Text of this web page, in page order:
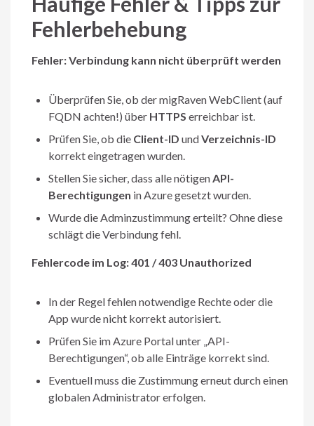
Fehlerbehebung
Fehler: Verbindung kann nicht überprüft werden
Überprüfen Sie, ob der migRaven WebClient (auf
FQDN achten!) über HTTPS erreichbar ist.
Prüfen Sie, ob die Client-ID undVerzeichnis-ID
korrekt eingetragen wurden.
Stellen Sie sicher, dass alle nötigenAPI-
Berechtigungen in Azure gesetzt wurden.
Wurde die Adminzustimmung erteilt? Ohne diese
schlägt die Verbindung fehl.
Fehlercode im Log: 401 / 403 Unauthorized
In der Regel fehlen notwendige Rechte oder die
App wurde nicht korrekt autorisiert.
Prüfen Sie im Azure Portal unter „API-
Berechtigungen“, ob alle Einträge korrekt sind.
Eventuell muss die Zustimmung erneut durch einen
globalen Administrator erfolgen.